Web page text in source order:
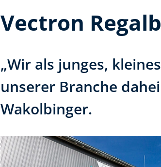
Vectron
„Wir als junges,
unserer Branche
Wakolbinger.